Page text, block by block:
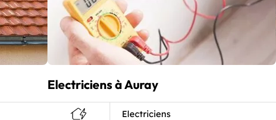
Electriciens à Auray
Electriciens